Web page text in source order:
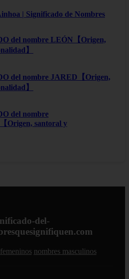
| Significado de Nombres
del nombre LEÓN【Origen,
】
del nombre JARED【Origen,
】
del nombre
Origen, santoral y
del-
nombres masculinos